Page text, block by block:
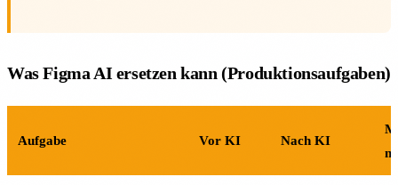
Was Figma AI ersetzen kann (Produktionsaufgaben)
Aufgabe Vor KI Nach KI